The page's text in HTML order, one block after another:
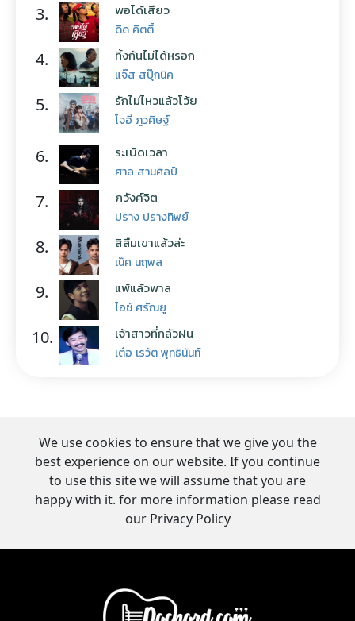
3. พอได้เสียว
ดิด คิตตี้
4. ทิ้งกันไม่ได้หรอก
แจ๊ส สปุ๊กนิค
5. รักไม่ไหวแล้วโว้ย
โจอี้ ภูวศิษฐ์
6. ระเบิดเวลา
ศาล สานศิลป์
7. ภวังค์จิต
ปราง ปรางทิพย์
8. สิลืมเขาแล้วล่ะ
เน็ค นฤพล
9. แพ้แล้วพาล
ไอซ์ ศรัณยู
10. เจ้าสาวที่กลัวฝน
เต๋อ เรวัต พุทธินันท์
We use cookies to ensure that we give you the
best experience on our website. If you continue
to use this site we will assume that you are
happy with it. for more information please read
our Privacy Policy